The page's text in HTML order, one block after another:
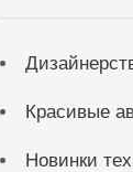
Красивые
Новинки